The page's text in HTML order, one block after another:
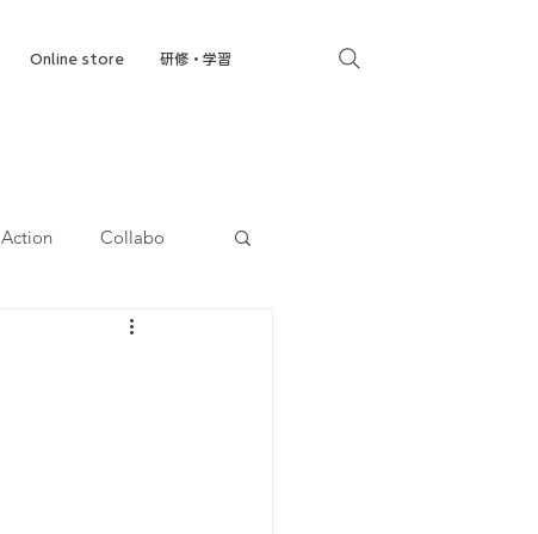
Online store 研修・学習
Action Collabo
就労移行支援